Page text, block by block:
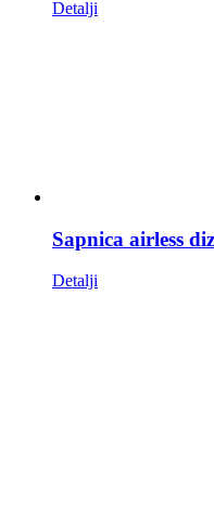
Detalji
Sapnica airless
Detalji